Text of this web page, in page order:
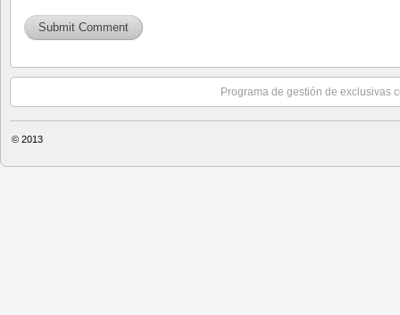
Programa de gestión de exclusivas
© 2013